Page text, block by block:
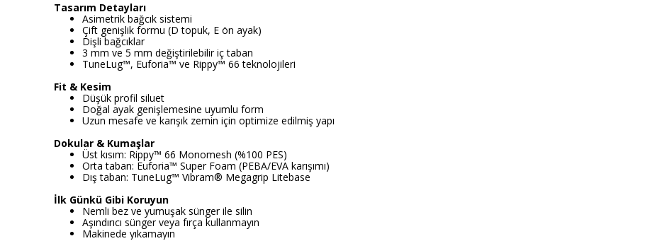
Tasarım Detayları
Asimetrik bağcık sistemi
Çift genişlik formu (D topuk, E ön ayak)
Dişli bağcıklar
3 mm ve 5 mm değiştirilebilir iç taban
TuneLug™, Euforia™ ve Rippy™ 66 teknolojileri
Fit & Kesim
Düşük profil siluet
Doğal ayak genişlemesine uyumlu form
Uzun mesafe ve karışık zemin için optimize edilmiş yapı
Dokular & Kumaşlar
Üst kısım: Rippy™ 66 Monomesh (%100 PES)
Orta taban: Euforia™ Super Foam (PEBA/EVA karışımı)
Dış taban: TuneLug™ Vibram® Megagrip Litebase
İlk Günkü Gibi Koruyun
Nemli bez ve yumuşak sünger ile silin
Aşındırıcı sünger veya fırça kullanmayın
Makinede yıkamayın